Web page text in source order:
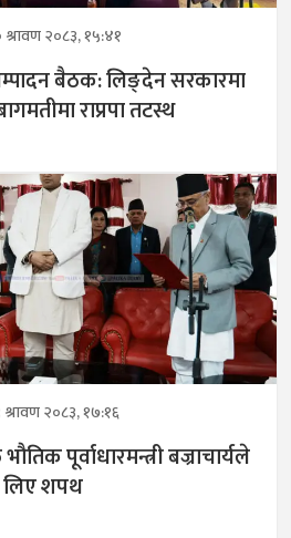
श्रावण २०८३, १५:४१
बैठक: लिङ्देन सरकारमा
राप्रपा तटस्थ
श्रावण २०८३, १७:१६
पूर्वाधारमन्त्री बज्राचार्यले
लिए शपथ